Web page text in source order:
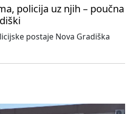
policija uz njih – poučna
postaje Nova Gradiška